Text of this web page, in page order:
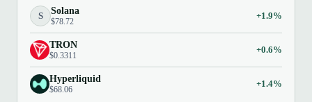
S Solana
$78.72
+1.9%
TRON
$0.3311
+0.6%
Hyperliquid
$68.06
+1.4%